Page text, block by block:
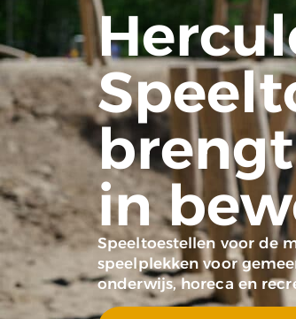
in
Speeltoestellen voor de
speelplekken voor
onderwijs, horeca en